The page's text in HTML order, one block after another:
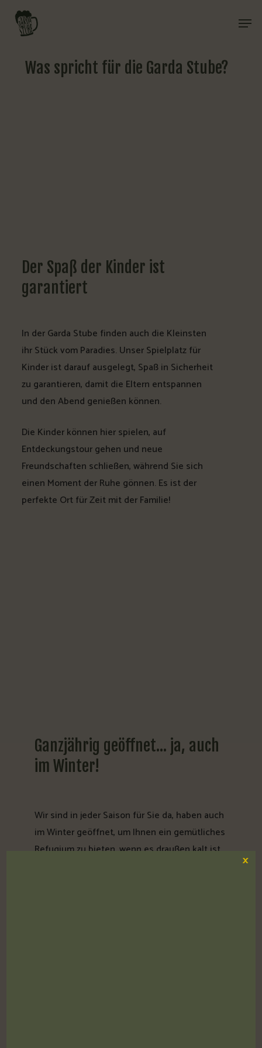
contentWas spricht für die Garda Stube?
Der Spaß der Kinder ist
garantiert
In der Garda Stube finden auch die Kleinsten
ihr Stück vom Paradies. Unser Spielplatz für
Kinder ist darauf ausgelegt, Spaß in Sicherheit
zu garantieren, damit die Eltern entspannen
und den Abend genießen können.
Die Kinder können hier spielen, auf
Entdeckungstour gehen und neue
Freundschaften schließen, während Sie sich
einen Moment der Ruhe gönnen. Es ist der
perfekte Ort für Zeit mit der Familie!
Ganzjährig geöffnet... ja, auch
im Winter!
Wir sind in jeder Saison für Sie da, haben auch
im Winter geöffnet, um Ihnen ein gemütliches
Refugium zu bieten, wenn es draußen kalt ist.
×